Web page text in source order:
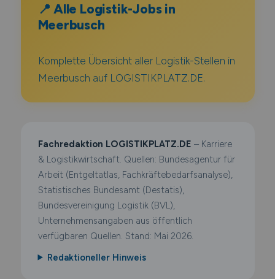
📍 Alle Logistik-Jobs in
Meerbusch
Komplette Übersicht aller Logistik-Stellen in
Meerbusch auf LOGISTIKPLATZ.DE.
Fachredaktion LOGISTIKPLATZ.DE – Karriere
& Logistikwirtschaft. Quellen: Bundesagentur für
Arbeit (Entgeltatlas, Fachkräftebedarfsanalyse),
Statistisches Bundesamt (Destatis),
Bundesvereinigung Logistik (BVL),
Unternehmensangaben aus öffentlich
verfügbaren Quellen. Stand: Mai 2026.
Redaktioneller Hinweis